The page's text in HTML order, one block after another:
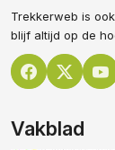
Trekkerweb is
blijf altijd op de
Vakblad